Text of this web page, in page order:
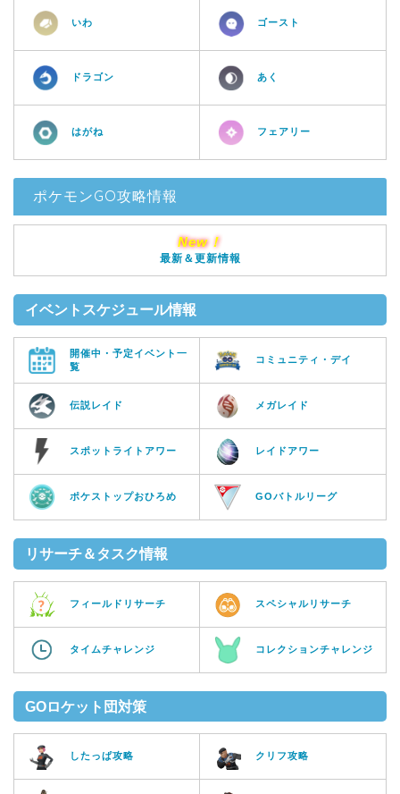
いわ ゴースト
ドラゴン あく
はがね フェアリー
ポケモンGO攻略情報
New！
最新＆更新情報
イベントスケジュール情報
開催中・予定イベント一
覧
コミュニティ・デイ
伝説レイド メガレイド
スポットライトアワー レイドアワー
ポケストップおひろめ GOバトルリーグ
リサーチ＆タスク情報
フィールドリサーチ スペシャルリサーチ
タイムチャレンジ コレクションチャレンジ
GOロケット団対策
したっぱ攻略 クリフ攻略